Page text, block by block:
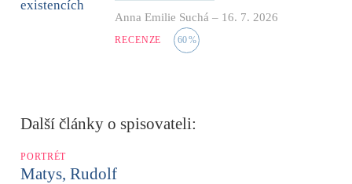
Anna Emilie Suchá – 16. 7. 2026
RECENZE 60%
Další články o spisovateli:
PORTRÉT
Matys, Rudolf